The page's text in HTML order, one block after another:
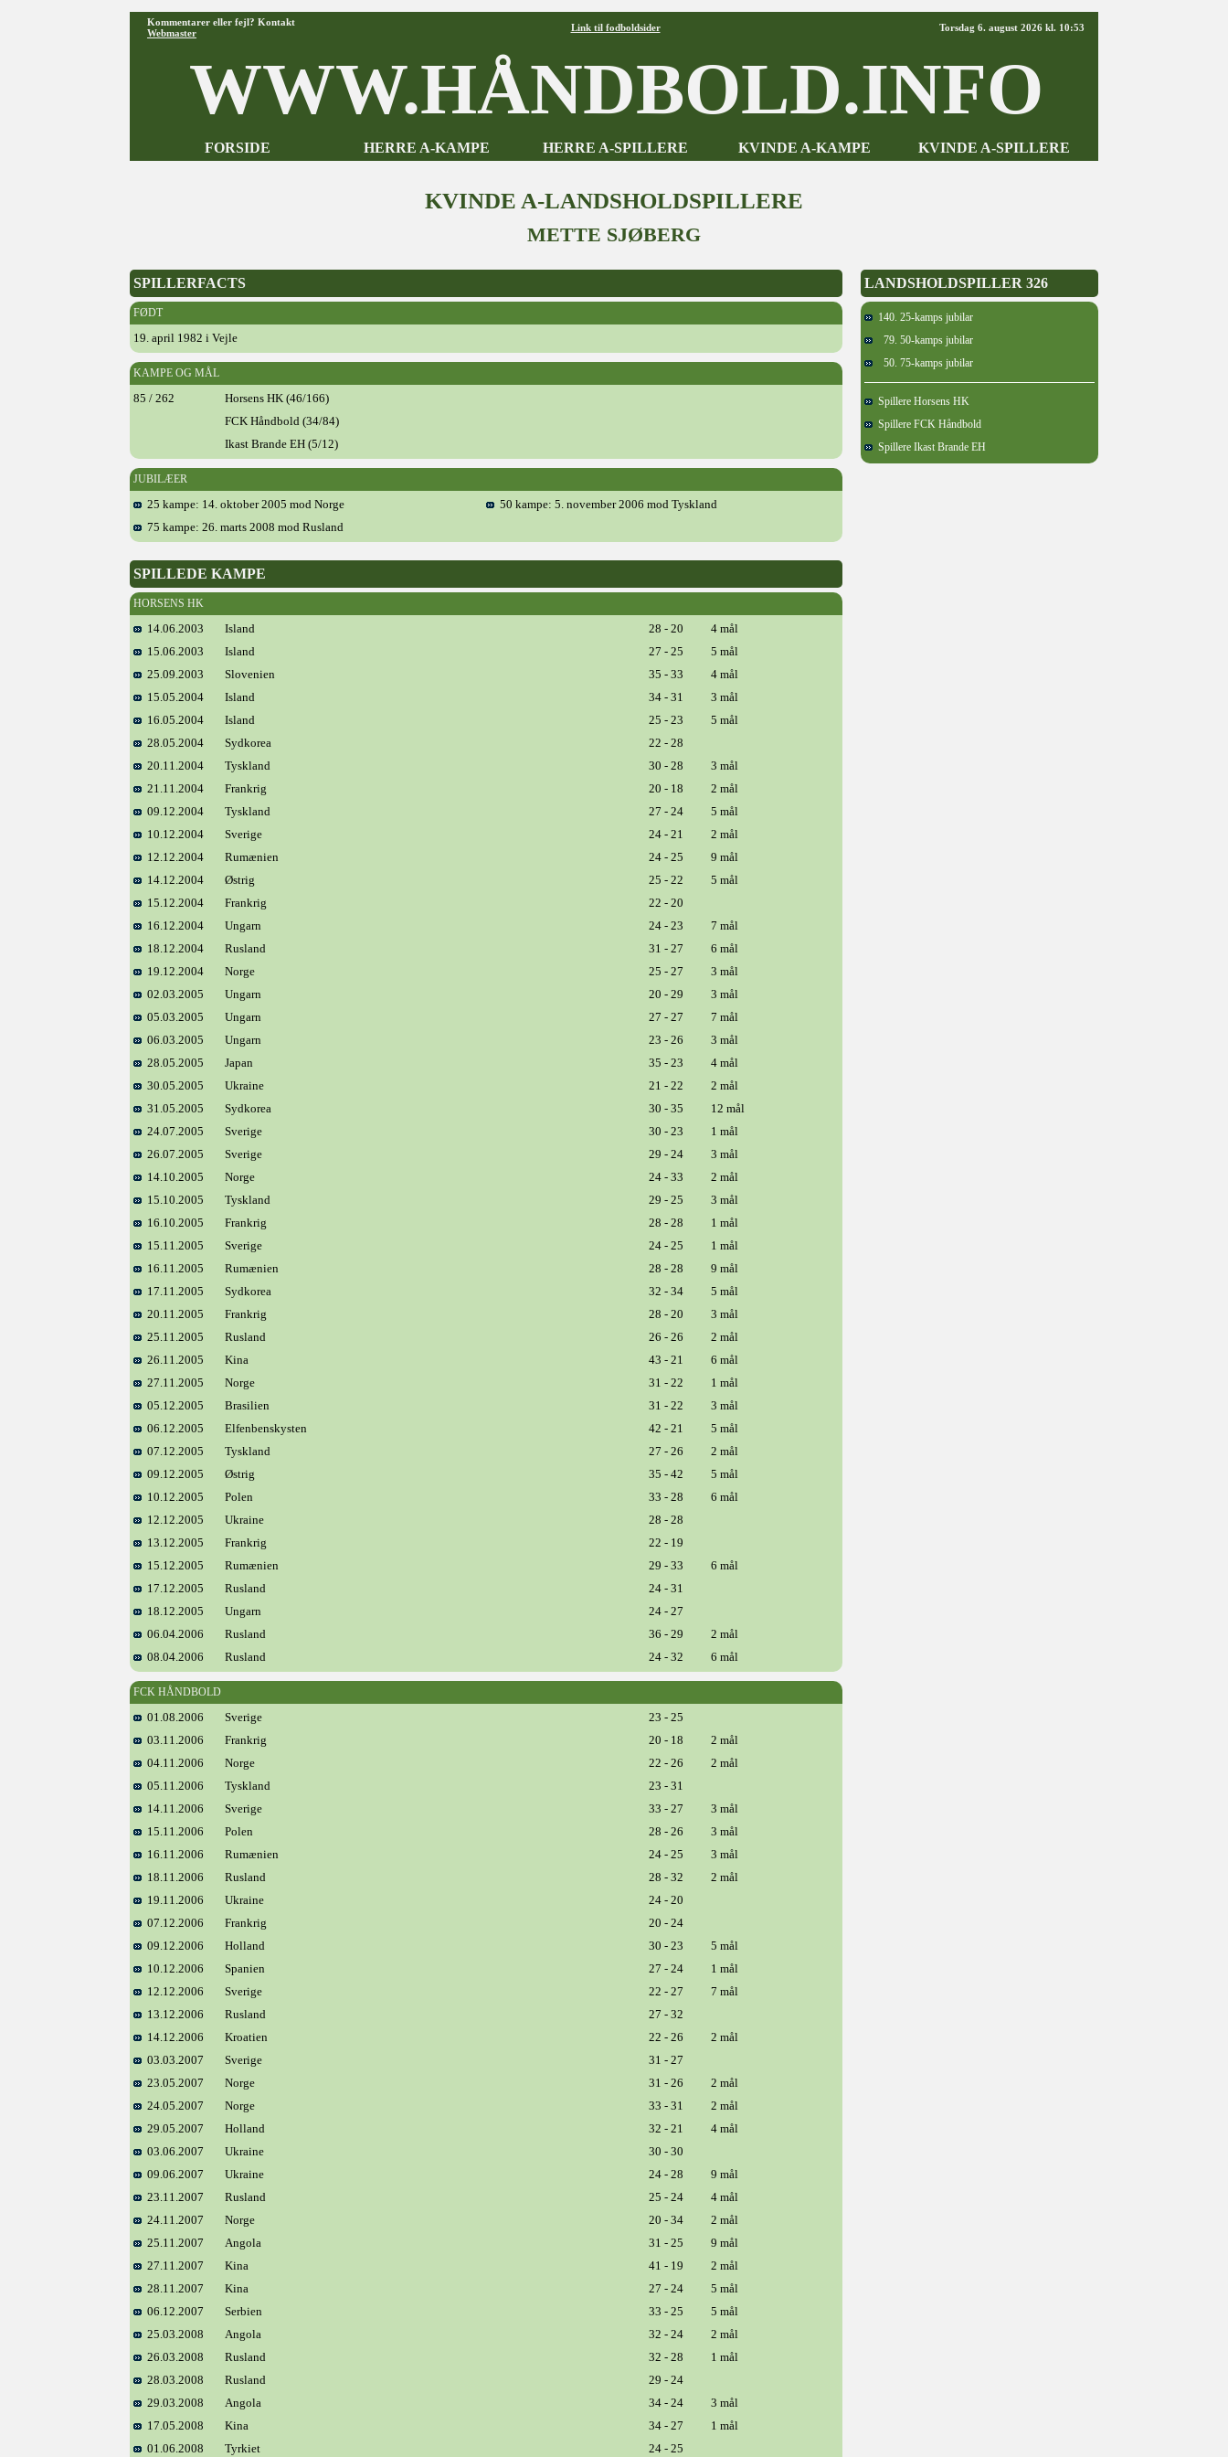
Kommentarer eller fejl? Kontakt
Webmaster
Link til fodboldsider Torsdag 6. august 2026 kl. 10:53
WWW.HÅNDBOLD.INFO
FORSIDE HERRE A-KAMPE HERRE A-SPILLERE KVINDE A-KAMPE KVINDE A-SPILLERE
KVINDE A-LANDSHOLDSPILLERE
METTE SJØBERG
SPILLERFACTS
FØDT
19. april 1982 i Vejle
KAMPE OG MÅL
85 / 262
Horsens HK (46/166)
FCK Håndbold (34/84)
Ikast Brande EH (5/12)
JUBILÆER
25 kampe: 14. oktober 2005 mod Norge
50 kampe: 5. november 2006 mod Tyskland
75 kampe: 26. marts 2008 mod Rusland
SPILLEDE KAMPE
HORSENS HK
14.06.2003 Island 28 - 20
4 mål
15.06.2003
Island 27 - 25
5 mål
25.09.2003
Slovenien 35 - 33
4 mål
15.05.2004
Island 34 - 31
3 mål
16.05.2004
Island 25 - 23
5 mål
28.05.2004
Sydkorea
22 - 28
20.11.2004
Tyskland 30 - 28
3 mål
21.11.2004
Frankrig 20 - 18
2 mål
09.12.2004
Tyskland 27 - 24
5 mål
10.12.2004
Sverige 24 - 21
2 mål
12.12.2004
Rumænien 24 - 25
9 mål
14.12.2004
Østrig 25 - 22
5 mål
15.12.2004
Frankrig
22 - 20
16.12.2004
Ungarn 24 - 23
7 mål
18.12.2004
Rusland 31 - 27
6 mål
19.12.2004
Norge 25 - 27
3 mål
02.03.2005
Ungarn 20 - 29
3 mål
05.03.2005
Ungarn 27 - 27
7 mål
06.03.2005
Ungarn 23 - 26
3 mål
28.05.2005
Japan 35 - 23
4 mål
30.05.2005
Ukraine 21 - 22
2 mål
31.05.2005
Sydkorea 30 - 35
12 mål
24.07.2005
Sverige 30 - 23
1 mål
26.07.2005
Sverige 29 - 24
3 mål
14.10.2005
Norge 24 - 33
2 mål
15.10.2005
Tyskland 29 - 25
3 mål
16.10.2005
Frankrig 28 - 28
1 mål
15.11.2005
Sverige 24 - 25
1 mål
16.11.2005
Rumænien 28 - 28
9 mål
17.11.2005
Sydkorea 32 - 34
5 mål
20.11.2005
Frankrig 28 - 20
3 mål
25.11.2005
Rusland 26 - 26
2 mål
26.11.2005
Kina 43 - 21
6 mål
27.11.2005
Norge 31 - 22
1 mål
05.12.2005
Brasilien 31 - 22
3 mål
06.12.2005
Elfenbenskysten 42 - 21
5 mål
07.12.2005
Tyskland 27 - 26
2 mål
09.12.2005
Østrig 35 - 42
5 mål
10.12.2005
Polen 33 - 28
6 mål
12.12.2005
Ukraine
28 - 28
13.12.2005
Frankrig
22 - 19
15.12.2005
Rumænien 29 - 33
6 mål
17.12.2005
Rusland
24 - 31
18.12.2005
Ungarn
24 - 27
06.04.2006
Rusland 36 - 29
2 mål
08.04.2006
Rusland 24 - 32 6 mål
FCK HÅNDBOLD
01.08.2006 Sverige
23 - 25
03.11.2006
Frankrig 20 - 18
2 mål
04.11.2006
Norge 22 - 26
2 mål
05.11.2006
Tyskland
23 - 31
14.11.2006
Sverige 33 - 27
3 mål
15.11.2006
Polen 28 - 26
3 mål
16.11.2006
Rumænien 24 - 25
3 mål
18.11.2006
Rusland 28 - 32
2 mål
19.11.2006
Ukraine
24 - 20
07.12.2006
Frankrig
20 - 24
09.12.2006
Holland 30 - 23
5 mål
10.12.2006
Spanien 27 - 24
1 mål
12.12.2006
Sverige 22 - 27
7 mål
13.12.2006
Rusland
27 - 32
14.12.2006
Kroatien 22 - 26
2 mål
03.03.2007
Sverige
31 - 27
23.05.2007
Norge 31 - 26
2 mål
24.05.2007
Norge 33 - 31
2 mål
29.05.2007
Holland 32 - 21
4 mål
03.06.2007
Ukraine
30 - 30
09.06.2007
Ukraine 24 - 28
9 mål
23.11.2007
Rusland 25 - 24
4 mål
24.11.2007
Norge 20 - 34
2 mål
25.11.2007
Angola 31 - 25
9 mål
27.11.2007
Kina 41 - 19
2 mål
28.11.2007
Kina 27 - 24
5 mål
06.12.2007
Serbien 33 - 25
5 mål
25.03.2008
Angola 32 - 24
2 mål
26.03.2008
Rusland 32 - 28
1 mål
28.03.2008
Rusland
29 - 24
29.03.2008
Angola 34 - 24
3 mål
17.05.2008
Kina 34 - 27
1 mål
01.06.2008
Tyrkiet 24 - 25
LANDSHOLDSPILLER 326
140. 25-kamps jubilar
79. 50-kamps jubilar
50. 75-kamps jubilar
Spillere Horsens HK
Spillere FCK Håndbold
Spillere Ikast Brande EH